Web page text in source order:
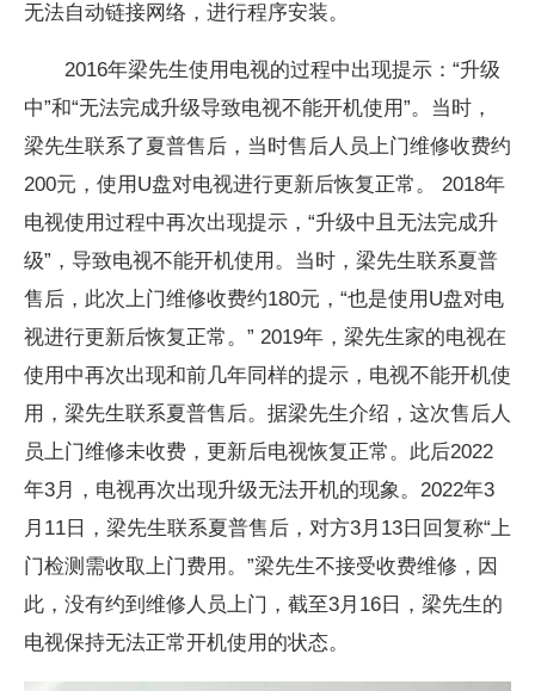
无法自动链接网络，进行程序安装。
2016年梁先生使用电视的过程中出现提示：“升级
中”和“无法完成升级导致电视不能开机使用”。当时，
梁先生联系了夏普售后，当时售后人员上门维修收费约
200元，使用U盘对电视进行更新后恢复正常。 2018年
电视使用过程中再次出现提示，“升级中且无法完成升
级”，导致电视不能开机使用。当时，梁先生联系夏普
售后，此次上门维修收费约180元，“也是使用U盘对电
视进行更新后恢复正常。” 2019年，梁先生家的电视在
使用中再次出现和前几年同样的提示，电视不能开机使
用，梁先生联系夏普售后。据梁先生介绍，这次售后人
员上门维修未收费，更新后电视恢复正常。此后2022
年3月，电视再次出现升级无法开机的现象。2022年3
月11日，梁先生联系夏普售后，对方3月13日回复称“上
门检测需收取上门费用。”梁先生不接受收费维修，因
此，没有约到维修人员上门，截至3月16日，梁先生的
电视保持无法正常开机使用的状态。